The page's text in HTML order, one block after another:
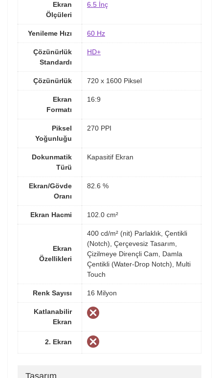
Ekran
Ölçüleri
6.5 İnç
Yenileme Hızı 60 Hz
Çözünürlük
Standardı
HD+
Çözünürlük 720 x 1600 Piksel
Ekran
Formatı
16:9
Piksel
Yoğunluğu
270 PPI
Dokunmatik
Türü
Kapasitif Ekran
Ekran/Gövde
Oranı
82.6 %
Ekran Hacmi 102.0 cm²
Ekran
Özellikleri
400 cd/m² (nit) Parlaklık, Çentikli
(Notch), Çerçevesiz Tasarım,
Çizilmeye Dirençli Cam, Damla
Çentikli (Water-Drop Notch), Multi
Touch
Renk Sayısı 16 Milyon
Katlanabilir
Ekran
2. Ekran